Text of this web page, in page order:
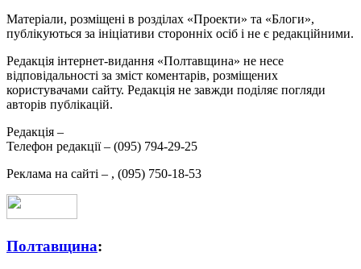
Матеріали, розміщені в розділах «Проекти» та «Блоги»,
публікуються за ініціативи сторонніх осіб і не є редакційними.
Редакція інтернет-видання «Полтавщина» не несе
відповідальності за зміст коментарів, розміщених
користувачами сайту. Редакція не завжди поділяє погляди
авторів публікацій.
Редакція –
Телефон редакції – (095) 794-29-25
Реклама на сайті – , (095) 750-18-53
Полтавщина: